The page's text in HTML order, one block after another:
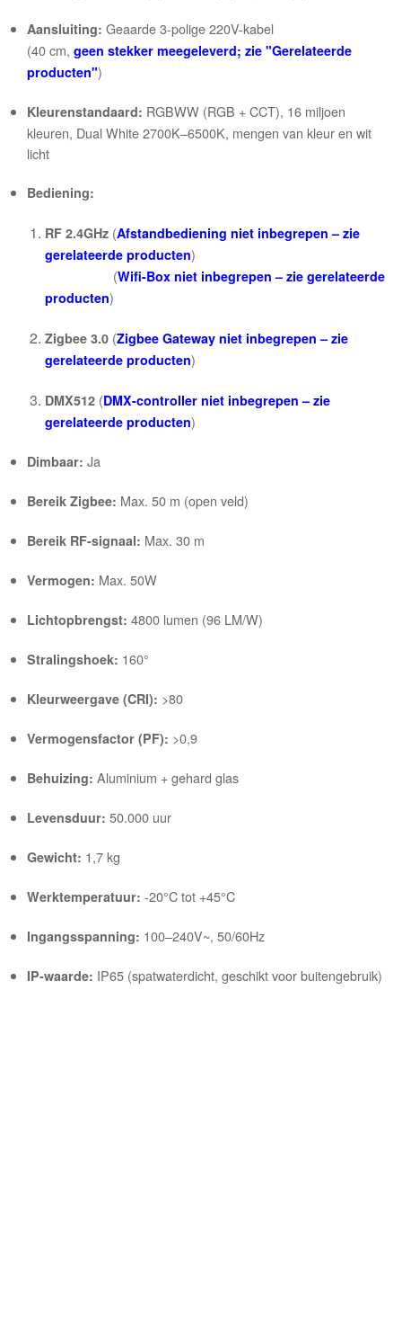
Aansluiting: Geaarde 3-polige 220V-kabel
(40 cm,geen stekker meegeleverd; zie "Gerelateerde
producten")
Kleurenstandaard: RGBWW (RGB + CCT), 16 miljoen
kleuren, Dual White 2700K–6500K, mengen van kleur en wit
licht
Bediening:
RF 2.4GHz (Afstandbediening niet inbegrepen – zie
gerelateerde producten)
(Wifi-Box niet inbegrepen – zie gerelateerde
producten)
Zigbee 3.0 (Zigbee Gateway niet inbegrepen – zie
gerelateerde producten)
DMX512 (DMX-controller niet inbegrepen – zie
gerelateerde producten)
Dimbaar: Ja
Bereik Zigbee: Max. 50 m (open veld)
Bereik RF-signaal: Max. 30 m
Vermogen: Max. 50W
Lichtopbrengst: 4800 lumen (96 LM/W)
Stralingshoek: 160°
Kleurweergave (CRI): >80
Vermogensfactor (PF): >0,9
Behuizing: Aluminium + gehard glas
Levensduur: 50.000 uur
Gewicht: 1,7 kg
Werktemperatuur: -20°C tot +45°C
Ingangsspanning: 100–240V~, 50/60Hz
IP-waarde: IP65 (spatwaterdicht, geschikt voor buitengebruik)